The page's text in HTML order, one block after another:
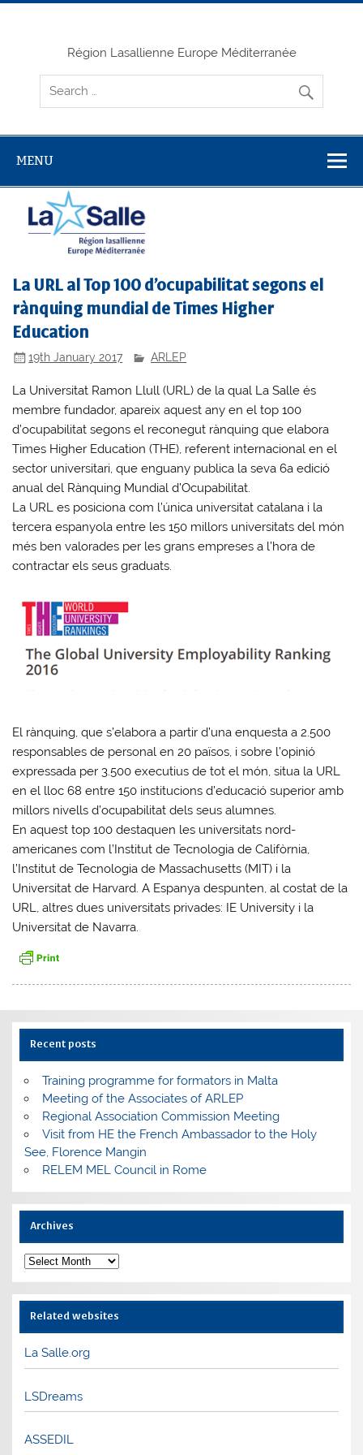
Skip
Région Lasallienne Europe Méditerranée
MENU
La URL al Top 100 d’ocupabilitat segons el
rànquing mundial de Times Higher
Education
19th January 2017 ARLEP
La Universitat Ramon Llull (URL) de la qual La Salle és
membre fundador, apareix aquest any en el top 100
d’ocupabilitat segons el reconegut rànquing que elabora
Times Higher Education (THE), referent internacional en el
sector universitari, que enguany publica la seva 6a edició
anual del Rànquing Mundial d’Ocupabilitat.
La URL es posiciona com l’única universitat catalana i la
tercera espanyola entre les 150 millors universitats del món
més ben valorades per les grans empreses a l’hora de
contractar els seus graduats.
El rànquing, que s’elabora a partir d’una enquesta a 2.500
responsables de personal en 20 països, i sobre l’opinió
expressada per 3.500 executius de tot el món, situa la URL
en el lloc 68 entre 150 institucions d’educació superior amb
millors nivells d’ocupabilitat dels seus alumnes.
En aquest top 100 destaquen les universitats nord-
americanes com l’Institut de Tecnologia de Califòrnia,
l’Institut de Tecnologia de Massachusetts (MIT) i la
Universitat de Harvard. A Espanya despunten, al costat de la
URL, altres dues universitats privades: IE University i la
Universitat de Navarra.
Recent posts
Training programme for formators in Malta
Meeting of the Associates of ARLEP
Regional Association Commission Meeting
Visit from HE the French Ambassador to the Holy
See, Florence Mangin
RELEM MEL Council in Rome
Archives
Archives
Related websites
La Salle.org
LSDreams
ASSEDIL